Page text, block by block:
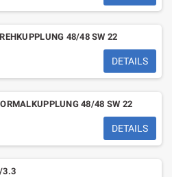
48/48 SW 22
DETAILS
48/48 SW 22
DETAILS
3.3